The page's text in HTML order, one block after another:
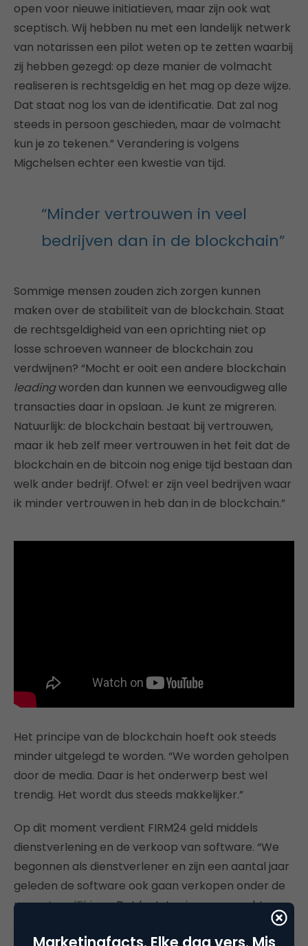
open voor nieuwe initiatieven, maar zijn ook wat
sceptisch. Wij hebben nu met een landelijk netwerk
van notarissen een pilot weten op te zetten waarbij
zij hebben gezegd: op deze manier de volmacht
realiseren is rechtsgeldig en het mag op deze wijze.
Dat staat nog los van de identificatie. Dat zal nog
steeds in persoon geschieden, maar de volmacht
kun je zo tekenen.” Verandering is volgens
Migchelsen echter een kwestie van tijd.
“Minder vertrouwen in veel
bedrijven dan in de blockchain”
Sommige mensen zouden zich zorgen kunnen
maken over de stabiliteit van de blockchain. Staat
de rechtsgeldigheid van een oprichting niet op
losse schroeven wanneer de blockchain zou
verdwijnen? “Mocht er ooit een andere blockchain
leadingworden dan kunnen we eenvoudigweg alle
transacties daar in opslaan. Je kunt ze migreren.
Natuurlijk: de blockchain bestaat bij vertrouwen,
maar ik heb zelf meer vertrouwen in het feit dat de
blockchain en de bitcoin nog enige tijd bestaan dan
welk ander bedrijf. Ofwel: er zijn veel bedrijven waar
ik minder vertrouwen in heb dan in de blockchain.”
Het principe van de blockchain hoeft ook steeds
minder uitgelegd te worden. “We worden geholpen
door de media. Daar is het onderwerp best wel
trendig. Het wordt dus steeds makkelijker.”
Op dit moment verdient FIRM24 geld middels
dienstverlening en de verkoop van software. “We
begonnen als dienstverlener en zijn een aantal jaar
geleden de software ook gaan verkopen onder de
naamLegalThings. Dat laatste zien we nu echt een
grote vlucht nemen. Veel partijen worstelen met